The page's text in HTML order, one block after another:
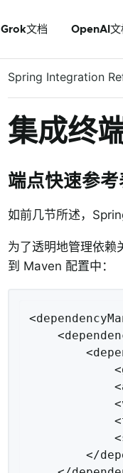
Grok文档 OpenAI文
集成终
端点快速参考
如前几节所述，
为了透明地管理依
到 Maven 配置中：
</
Spring Integration